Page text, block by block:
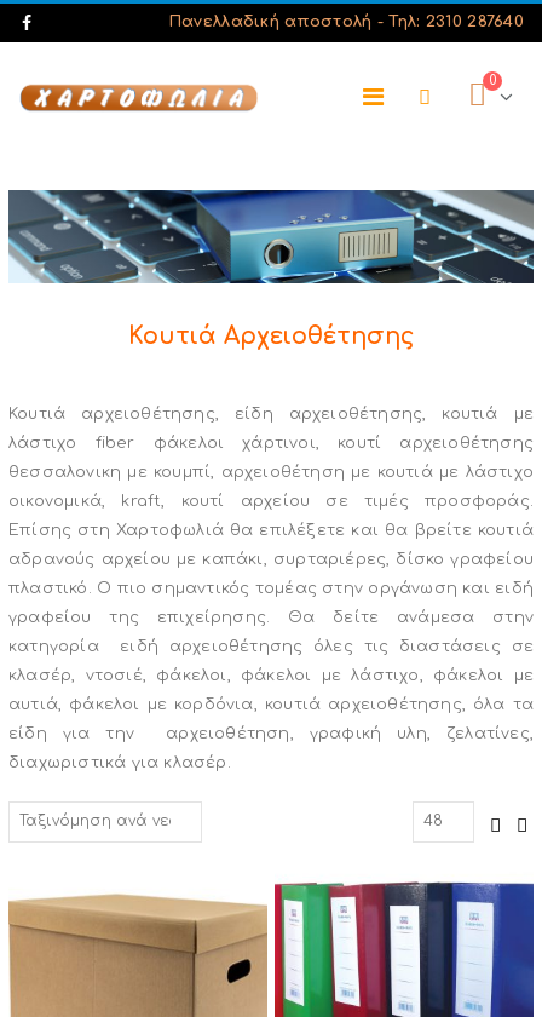
Πανελλαδική αποστολή - Τηλ: 2310 287640
0
Κουτιά Αρχειοθέτησης
Κουτιά αρχειοθέτησης, είδη αρχειοθέτησης, κουτιά με
λάστιχο fiber φάκελοι χάρτινοι, κουτί αρχειοθέτησης
θεσσαλονικη με κουμπί, αρχειοθέτηση με κουτιά με λάστιχο
οικονομικά, kraft, κουτί αρχείου σε τιμές προσφοράς.
Επίσης στη Χαρτοφωλιά θα επιλέξετε και θα βρείτε κουτιά
αδρανούς αρχείου με καπάκι, συρταριέρες, δίσκο γραφείου
πλαστικό. Ο πιο σημαντικός τομέας στην οργάνωση και ειδή
γραφείου της επιχείρησης. Θα δείτε ανάμεσα στην
κατηγορία ειδή αρχειοθέτησης όλες τις διαστάσεις σε
κλασέρ, ντοσιέ, φάκελοι, φάκελοι με λάστιχο, φάκελοι με
αυτιά, φάκελοι με κορδόνια, κουτιά αρχειοθέτησης, όλα τα
είδη για την αρχειοθέτηση, γραφική υλη, ζελατίνες,
διαχωριστικά για κλασέρ.